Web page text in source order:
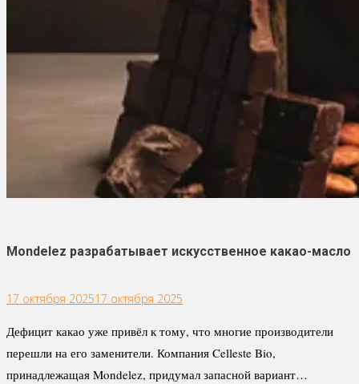
Mondelez разрабатывает искусственное какао-масло
17 октября 202517 октября 2025
Дефицит какао уже привёл к тому, что многие производители
перешли на его заменители. Компания Celleste Bio,
принадлежащая Mondelez, придумал запасной вариант…